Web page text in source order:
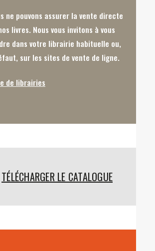
ne pouvons assurer la vente directe
livres. Nous vous invitons à vous
dans votre librairie habituelle ou,
sur les sites de vente de ligne.
de librairies
TÉLÉCHARGER LE CATALOGUE